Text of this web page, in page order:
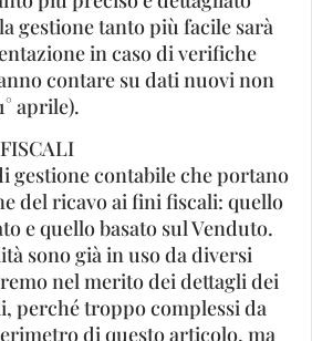
gestione tanto più facile sarà
in caso di verifiche
contare su dati nuovi non
aprile).
gestione contabile che portano
del ricavo ai fini fiscali: quello
e quello basato sul Venduto.
sono già in uso da diversi
nel merito dei dettagli dei
perché troppo complessi da
di questo articolo, ma